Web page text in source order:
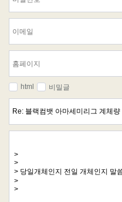
html 비밀글